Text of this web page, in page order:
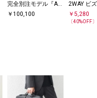
完全別注モデル『AL
PHA 3』ミッド 3WAY
￥ 100,100
2WAY ビ
フケース
￥5,280
〔40%OFF〕